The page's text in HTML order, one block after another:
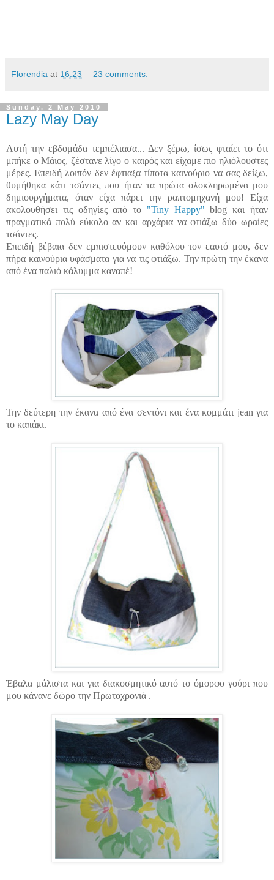
Florendia at 16:23 23 comments:
Sunday, 2 May 2010
Lazy May Day
Αυτή την εβδομάδα τεμπέλιασα... Δεν ξέρω, ίσως φταίει το ότι
μπήκε ο Μάιος, ζέστανε λίγο ο καιρός και είχαμε πιο ηλιόλουστες
μέρες. Επειδή λοιπόν δεν έφτιαξα τίποτα καινούριο να σας δείξω,
θυμήθηκα κάτι τσάντες που ήταν τα πρώτα ολοκληρωμένα μου
δημιουργήματα, όταν είχα πάρει την ραπτομηχανή μου! Είχα
ακολουθήσει τις οδηγίες από το "Tiny Happy" blog και ήταν
πραγματικά πολύ εύκολο αν και αρχάρια να φτιάξω δύο ωραίες
τσάντες.
Επειδή βέβαια δεν εμπιστευόμουν καθόλου τον εαυτό μου, δεν
πήρα καινούρια υφάσματα για να τις φτιάξω. Την πρώτη την έκανα
από ένα παλιό κάλυμμα καναπέ!
Την δεύτερη την έκανα από ένα σεντόνι και ένα κομμάτι jean για
το καπάκι.
Έβαλα μάλιστα και για διακοσμητικό αυτό το όμορφο γούρι που
μου κάνανε δώρο την Πρωτοχρονιά .